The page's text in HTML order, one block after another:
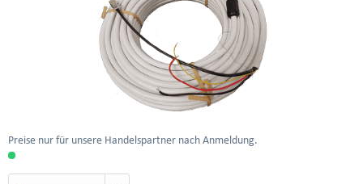
Preise nur für unsere Handelspartner nach Anmeldung.